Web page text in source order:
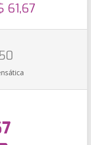
61,67